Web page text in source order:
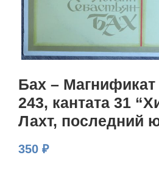
Бах –
243, кантата 31
Лахт, последний
350 ₽